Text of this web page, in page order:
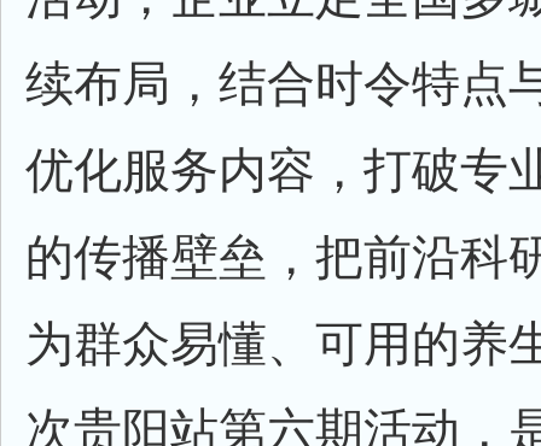
续布局，结合时令特点
优化服务内容，打破专
的传播壁垒，把前沿科
为群众易懂、可用的养
次贵阳站第六期活动，